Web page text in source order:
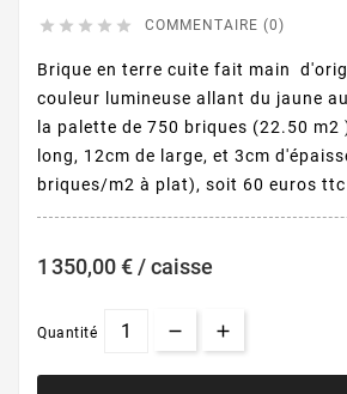
     COMMENTAIRE (0)
Brique en terre cuite fait main
couleur lumineuse allant du jaune
la palette de 750 briques (22.50 m2
long, 12cm de large, et 3cm
briques/m2 à plat), soit 60 euros ttc
1 350,00 € / caisse
Quantité